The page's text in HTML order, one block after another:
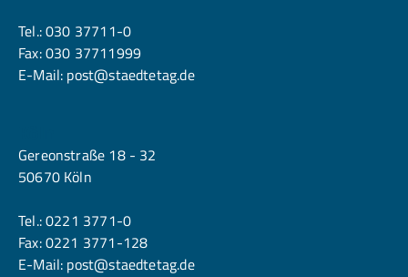
Tel.:030 37711-0
Fax: 030 37711999
E-Mail: post@staedtetag.de
Gereonstraße 18 - 32
50670 Köln
Tel.:0221 3771-0
Fax: 0221 3771-128
E-Mail: post@staedtetag.de